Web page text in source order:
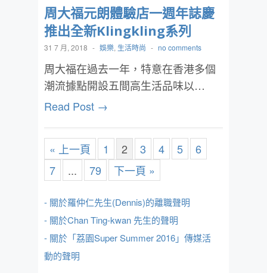
周大福元朗體驗店一週年誌慶
推出全新Klingkling系列
31 7 月, 2018 - 娛樂, 生活時尚 - no comments
周大福在過去一年，特意在香港多個
潮流據點開設五間高生活品味以…
Read Post →
« 上一頁 1 2 3 4 5
6
7
... 79 下一頁 »
- 關於羅仲仁先生(Dennis)的離職聲明
- 關於Chan Ting-kwan 先生的聲明
- 關於「荔園Super Summer 2016」傳媒活
動的聲明